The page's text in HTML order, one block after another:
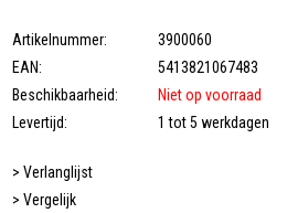
Artikelnummer:
3900060
EAN:
5413821067483
Beschikbaarheid:
Niet op voorraad
Levertijd:
1 tot 5 werkdagen
> Verlanglijst
> Vergelijk